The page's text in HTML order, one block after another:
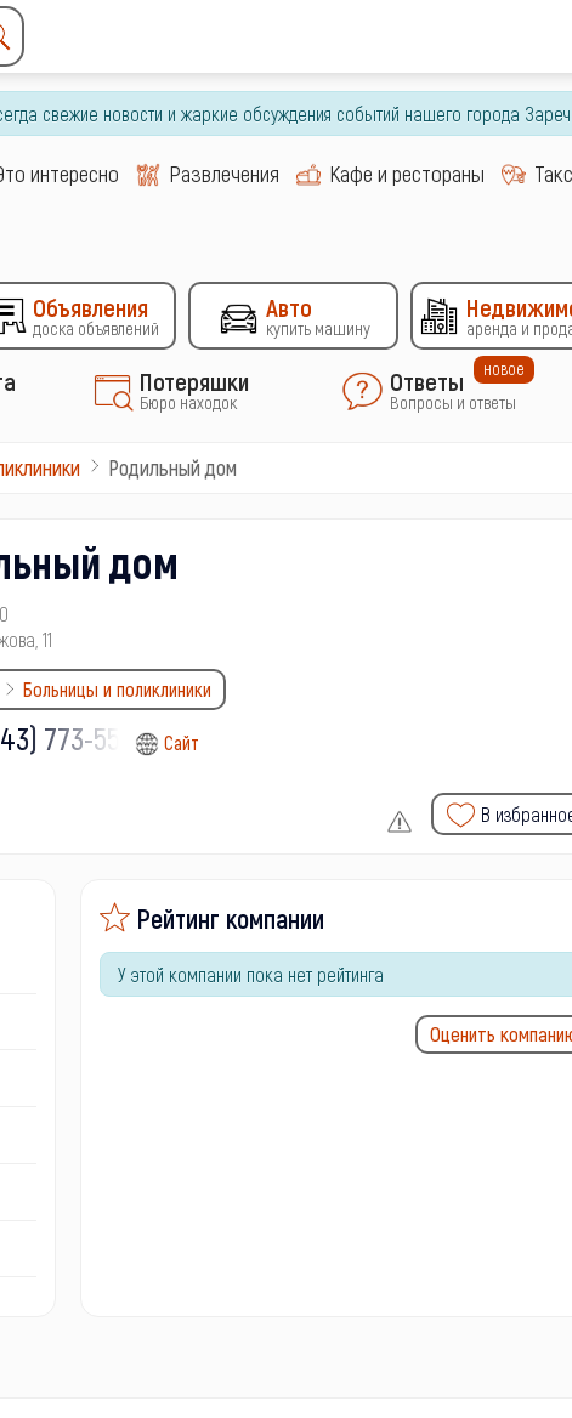
свежие новости и жаркие обсуждения событий нашего города
интересно Развлечения Кафе и рестораны
Объявления
доска объявлений
Авто
купить машину аренда и
Потеряшки
Бюро находок
Ответы
Вопросы и ответы
новое
Родильный дом
дом
0
11
Больницы и поликлиники
773-55- Сайт
В
Рейтинг компании
У этой компании пока нет рейтинга
Оценить